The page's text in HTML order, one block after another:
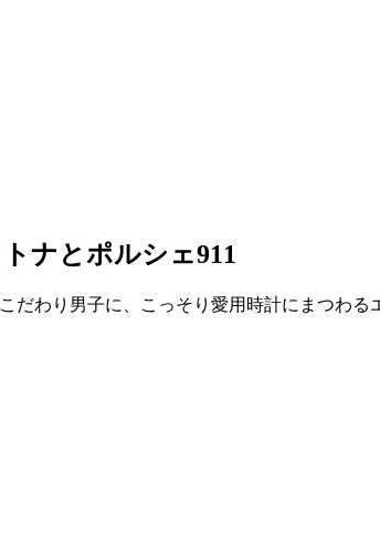
ナとポルシェ911
わり男子に、こっそり愛用時計にまつわ